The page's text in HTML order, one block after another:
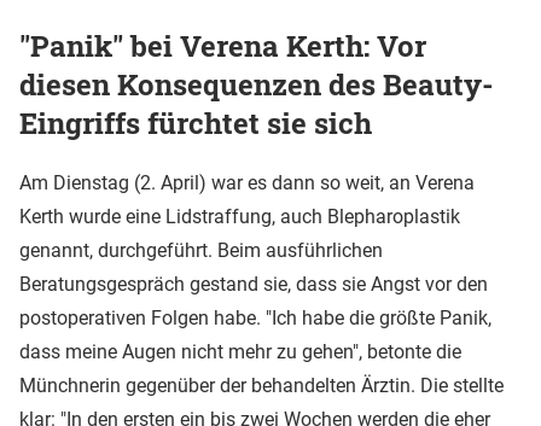
"Panik" bei Verena Kerth: Vor
diesen Konsequenzen des Beauty-
Eingriffs fürchtet sie sich
Am Dienstag (2. April) war es dann so weit, an Verena
Kerth wurde eine Lidstraffung, auch Blepharoplastik
genannt, durchgeführt. Beim ausführlichen
Beratungsgespräch gestand sie, dass sie Angst vor den
postoperativen Folgen habe. "Ich habe die größte Panik,
dass meine Augen nicht mehr zu gehen", betonte die
Münchnerin gegenüber der behandelten Ärztin. Die stellte
klar: "In den ersten ein bis zwei Wochen werden die eher